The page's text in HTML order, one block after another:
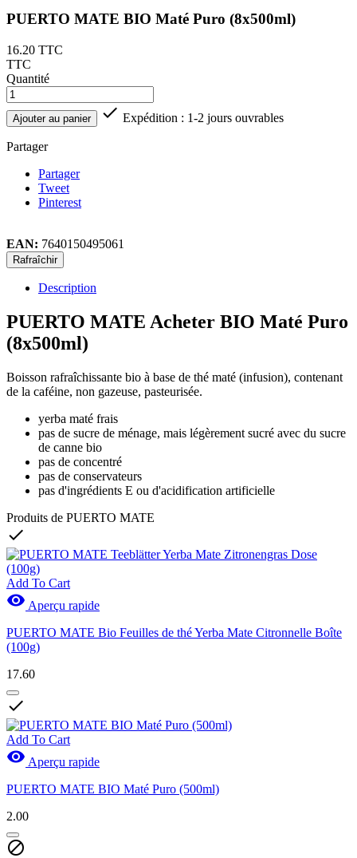
PUERTO MATE BIO Maté Puro (8x500ml)
16.20 TTC
TTC
Quantité
Ajouter au panier  Expédition : 1-2 jours ouvrables
Partager
Partager
Tweet
Pinterest
EAN: 7640150495061
Description
PUERTO MATE Acheter BIO Maté Puro
(8x500ml)
Boisson rafraîchissante bio à base de thé maté (infusion), contenant
de la caféine, non gazeuse, pasteurisée.
yerba maté frais
pas de sucre de ménage, mais légèrement sucré avec du sucre
de canne bio
pas de concentré
pas de conservateurs
pas d'ingrédients E ou d'acidification artificielle
Produits de PUERTO MATE

Add To Cart
 Aperçu rapide
PUERTO MATE Bio Feuilles de thé Yerba Mate Citronnelle Boîte
(100g)
17.60

Add To Cart
 Aperçu rapide
PUERTO MATE BIO Maté Puro (500ml)
2.00
